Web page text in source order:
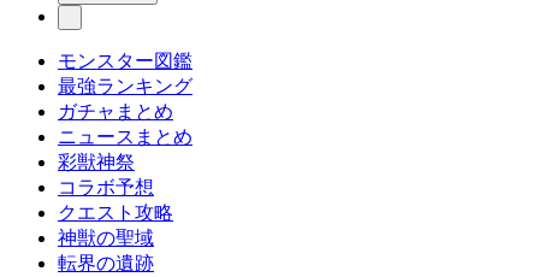
モンスター図鑑
最強ランキング
ガチャまとめ
ニュースまとめ
彩獣神祭
コラボ予想
クエスト攻略
神獣の聖域
転界の遺跡